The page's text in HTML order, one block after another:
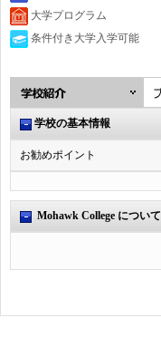
大学プログラム
条件付き大学入学可能
学校の基本情報
お勧めポイント
Mohawk College について